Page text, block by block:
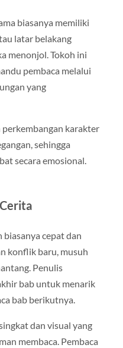
biasanya memiliki
latar belakang
menonjol. Tokoh ini
pembaca melalui
yang
perkembangan karakter
sehingga
secara emosional.
cepat dan
konflik baru, musuh
Penulis
bab untuk menarik
bab berikutnya.
dan visual yang
membaca. Pembaca